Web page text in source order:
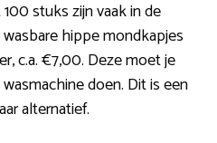
stuks zijn vaak in de
hippe mondkapjes
c.a. €7,00. Deze moet je
doen. Dit is een
alternatief.